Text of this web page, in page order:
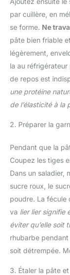
par cuillère, en
se forme. Ne
pâte bien friable
légèrement,
la au réfrigérateur
de repos est
une protéine
de l’élasticité à la
2. Préparer la
Pendant que la
Coupez les tiges
Dans un saladier,
sucre roux, le
poudre. La fécule
va lier lier signifie
éviter qu’elle soit
rhubarbe
soit détrempée.
3. Étaler la pâte